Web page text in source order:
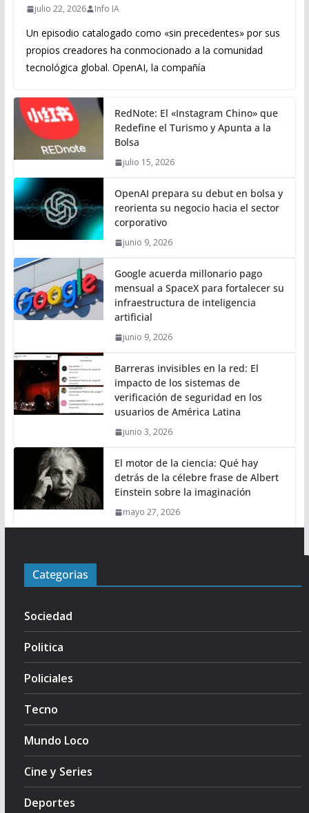
julio 22, 2026 Info IA
Un episodio catalogado como «sin precedentes» por sus
propios creadores ha conmocionado a la comunidad
tecnológica global. OpenAI, la compañía
RedNote: El «Instagram Chino» que
Redefine el Turismo y Apunta a la
Bolsa
julio 15, 2026
OpenAI prepara su debut en bolsa y
reorienta su negocio hacia el sector
corporativo
junio 9, 2026
Google acuerda millonario pago
mensual a SpaceX para fortalecer su
infraestructura de inteligencia
artificial
junio 9, 2026
Barreras invisibles en la red: El
impacto de los sistemas de
verificación de seguridad en los
usuarios de América Latina
junio 3, 2026
El motor de la ciencia: Qué hay
detrás de la célebre frase de Albert
Einstein sobre la imaginación
mayo 27, 2026
Categorias
Sociedad
Politica
Policiales
Tecno
Mundo Loco
Cine y Series
Deportes